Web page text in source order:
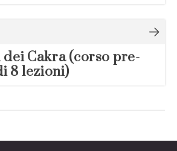
dei Cakra (corso pre-
8 lezioni)